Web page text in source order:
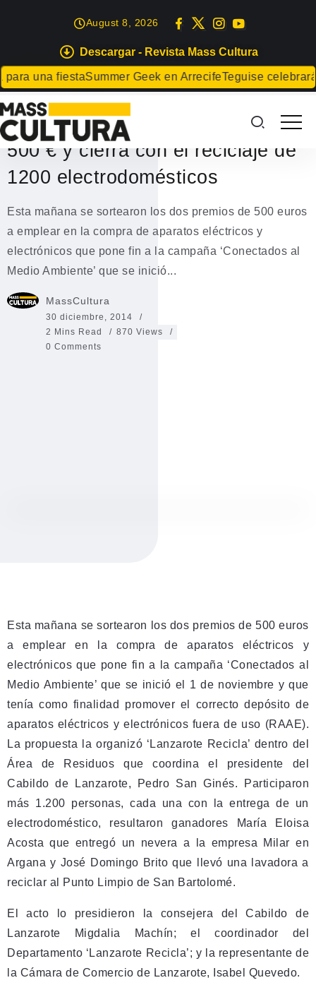
Descargar - Revista Mass Cultura
fiesta Summer Geek en ArrecifeTeguise celebrará el
August 8, 2026
MEDIO AMBIENTE
‘Conectados al Medio Ambiente’
sorteó hoy los dos premios de
500 € y cierra con el reciclaje de
1200 electrodomésticos
Esta mañana se sortearon los dos premios de 500 euros
a emplear en la compra de aparatos eléctricos y
electrónicos que pone fin a la campaña ‘Conectados al
Medio Ambiente’ que se inició...
MassCultura
30 diciembre, 2014
2 Mins Read
870 Views
0 Comments
Esta mañana se sortearon los dos premios de 500 euros
a emplear en la compra de aparatos eléctricos y
electrónicos que pone fin a la campaña ‘Conectados al
Medio Ambiente’ que se inició el 1 de noviembre y que
tenía como finalidad promover el correcto depósito de
aparatos eléctricos y electrónicos fuera de uso (RAAE).
La propuesta la organizó ‘Lanzarote Recicla’ dentro del
Área de Residuos que coordina el presidente del
Cabildo de Lanzarote, Pedro San Ginés. Participaron
más 1.200 personas, cada una con la entrega de un
electrodoméstico, resultaron ganadores María Eloisa
Acosta que entregó un nevera a la empresa Milar en
Argana y José Domingo Brito que llevó una lavadora a
reciclar al Punto Limpio de San Bartolomé.
El acto lo presidieron la consejera del Cabildo de
Lanzarote Migdalia Machín; el coordinador del
Departamento ‘Lanzarote Recicla’; y la representante de
la Cámara de Comercio de Lanzarote, Isabel Quevedo.